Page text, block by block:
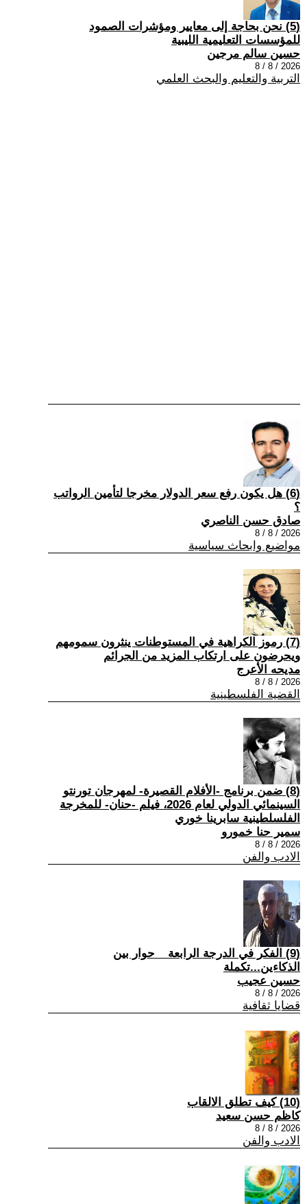
(5) نحن بحاجة إلى معايير ومؤشرات الصمود
للمؤسسات التعليمية الليبية
حسين سالم مرجين
2026 / 8 / 8
التربية والتعليم والبحث العلمي
(6) هل يكون رفع سعر الدولار مخرجا لتأمين الرواتب
؟
صادق حسن الناصري
2026 / 8 / 8
مواضيع وابحاث سياسية
(7) رموز الكراهية في المستوطنات ينثرون سمومهم
ويحرضون على ارتكاب المزيد من الجرائم
مديحه الأعرج
2026 / 8 / 8
القضية الفلسطينية
(8) ضمن برنامج -الأفلام القصيرة- لمهرجان تورنتو
السينمائي الدولي لعام 2026، فيلم -حنان- للمخرجة
الفلسلطينية سابرينا خوري
سمير حنا خمورو
2026 / 8 / 8
الادب والفن
(9) الفكر في الدرجة الرابعة _ حوار بين
الذكاءين...تكملة
حسين عجيب
2026 / 8 / 8
قضايا ثقافية
(10) كيف تطلق الالقاب
كاظم حسن سعيد
2026 / 8 / 8
الادب والفن